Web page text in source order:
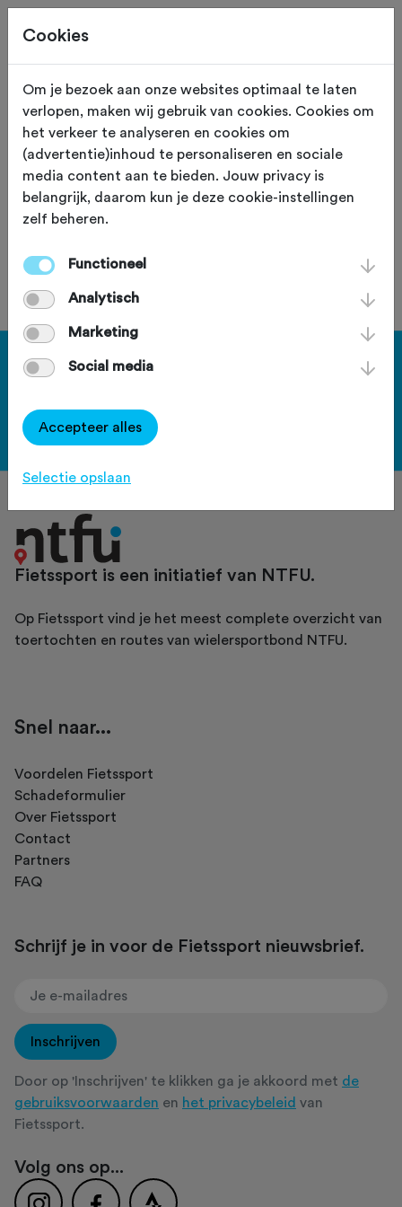
113,0 KM Zoetermeer (Zuid Holland)
Rondje Harmelen
Je bent geen lid van deze club.
Haal meer uit Fietssport en ga
Bekijk de voordelen
Fietssport is een initiatief van NTFU.
Op Fietssport vind je het meest complete overzicht van
toertochten en routes van wielersportbond NTFU.
Snel naar...
Voordelen Fietssport
Schadeformulier
Over Fietssport
Contact
Partners
FAQ
Schrijf je in voor de Fietssport nieuwsbrief.
Inschrijven
Door op 'Inschrijven' te klikken ga je akkoord met de
gebruiksvoorwaarden en het privacybeleid van
Fietssport.
Volg ons op...
Cookies
Om je bezoek aan onze websites optimaal te laten
verlopen, maken wij gebruik van cookies. Cookies om
het verkeer te analyseren en cookies om
(advertentie)inhoud te personaliseren en sociale
media content aan te bieden. Jouw privacy is
belangrijk, daarom kun je deze cookie-instellingen
zelf beheren.
Functioneel
Analytisch
Marketing
Social media
Accepteer alles
Selectie opslaan